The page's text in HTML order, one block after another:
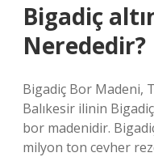
Bigadiç
Nerededir?
Bigadiç Bor Madeni,
Balıkesir ilinin
bor madenidir.
milyon ton cevher